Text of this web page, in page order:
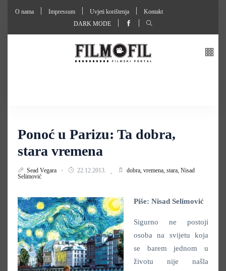
O nama Impressum Uvjeti korištenja
Kontakt
DARK MODE
Ponoć u Parizu: Ta dobra,
stara vremena
Sead Vegara 22.12.2013. dobra, vremena, stara, Nisad
Selimović
Piše: Nisad Selimović
Sigurno ne postoji
osoba na svijetu koja
se barem jednom u
životu nije našla